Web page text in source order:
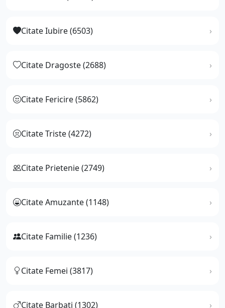
Citate Iubire (6503)
Citate Dragoste (2688)
Citate Fericire (5862)
Citate Triste (4272)
Citate Prietenie (2749)
Citate Amuzante (1148)
Citate Familie (1236)
Citate Femei (3817)
Citate Barbati (1302)